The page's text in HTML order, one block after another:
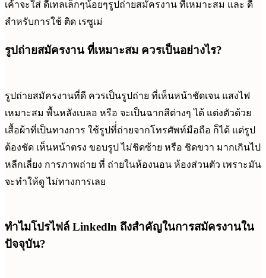
เค้าจะใส่ ดีเทลเล็กๆน้อยๆรูปถ่ายสมัครงาน ที่เหมาะสม และ ดี
สำหรับการใช้ ติด เรซูเม่
รูปถ่ายสมัครงาน ที่เหมาะสม ควรเป็นอย่างไร?
รูปถ่ายสมัครงานที่ดี ควรเป็นรูปถ่าย ที่เห็นหน้าชัดเจน แสงไฟ
เหมาะสม พื้นหลังเบลอ หรือ จะเป็นฉากสีต่างๆ ได้ แต่งตัวด้วย
เสื้อผ้าที่เป็นทางการ ใช้รูปที่่ถ่ายจากโทรศัพท์มือถือ ก็ได้ แต่รูป
ต้องชัด เห็นหน้าตรง ขอบรูป ไม่ชิดซ้าย หรือ ชิดขวา มากเกินไป
หลีกเลี่ยง การภาพถ่าย ที่ ถ่ายในห้องนอน ห้องส่วนตัว เพราะมัน
จะทำให้ดู ไม่ทางการเลย
ทำไมโปรไฟล์ Linkedln ถึงสำคัญในการสมัครงานใน
ปัจจุบัน?